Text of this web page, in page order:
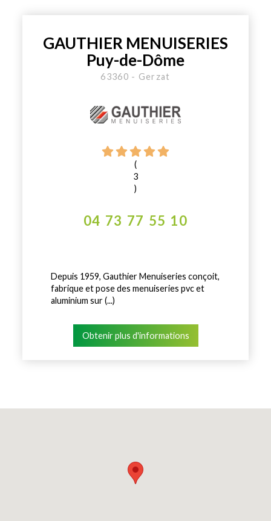
GAUTHIER MENUISERIES
Puy-de-Dôme
63360 - Gerzat
(
3
)
04 73 77 55 10
Depuis 1959, Gauthier Menuiseries conçoit,
fabrique et pose des menuiseries pvc et
aluminium sur (...)
Obtenir plus d'informations